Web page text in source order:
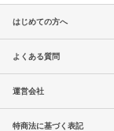
はじめての方へ
よくある質問
運営会社
特商法に基づく表記